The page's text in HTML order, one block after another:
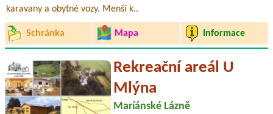
karavany a obytné vozy. Menší k..
Schránka Mapa Informace
Rekreační areál U
Mlýna
Maríánské Lázně